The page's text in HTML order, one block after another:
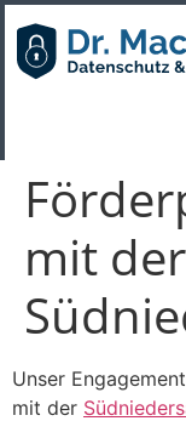
mit der
Unser
mit der